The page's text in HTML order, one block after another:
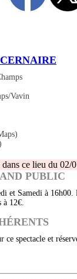
Vavin
dans ce lieu du 02/
PUBLIC
et Samedi à
à 12€.
spectacle et